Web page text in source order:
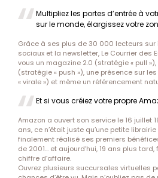
Multipliez les portes d’entrée à
sur le monde, élargissez votre
Grâce à ses plus de 30 000 lecteurs sur
sociaux et la newsletter, Le Courrier des
vous un magazine 2.0 (stratégie « pull
(stratégie « push »), une présence sur
« virale ») et même un référencement
Et si vous créiez votre propre
Amazon a ouvert son service le 16 juillet
ans, ce n’était juste qu’une petite librairie
finalement réalisé ses premiers
de 2001… et aujourd’hui, 19 ans plus
chiffre d’affaire.
Ouvrez plusieurs succursales virtuelles